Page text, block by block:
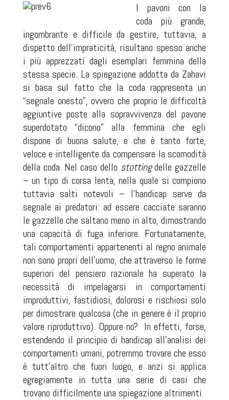
I pavoni con la
coda più grande,
ingombrante e difficile da gestire, tuttavia, a
dispetto dell'impraticità, risultano spesso anche
i più apprezzati dagli esemplari femmina della
stessa specie. La spiegazione addotta da Zahavi
si basa sul fatto che la coda rappresenta un
“segnale onesto”, ovvero che proprio le difficoltà
aggiuntive poste alla sopravvivenza del pavone
superdotato “dicono” alla femmina che egli
dispone di buona salute, e che è tanto forte,
veloce e intelligente da compensare la scomodità
della coda. Nel caso dello stottingdelle gazzelle
– un tipo di corsa lenta, nella quale si compiono
tuttavia salti notevoli – l'handicap serve da
segnale ai predatori: ad essere cacciate saranno
le gazzelle che saltano meno in alto, dimostrando
una capacità di fuga inferiore. Fortunatamente,
tali comportamenti appartenenti al regno animale
non sono propri dell'uomo, che attraverso le forme
superiori del pensiero razionale ha superato la
necessità di impelagarsi in comportamenti
improduttivi, fastidiosi, dolorosi e rischiosi solo
per dimostrare qualcosa (che in genere è il proprio
valore riproduttivo). Oppure no? In effetti, forse,
estendendo il principio di handicap all'analisi dei
comportamenti umani, potremmo trovare che esso
è tutt'altro che fuori luogo, e anzi si applica
egregiamente in tutta una serie di casi che
trovano difficilmente una spiegazione altrimenti.